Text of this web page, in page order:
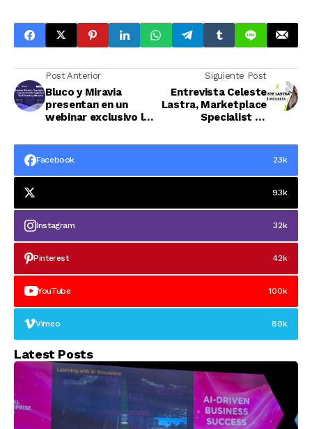
Post Anterior
Bluco y Miravia
presentan en un
webinar exclusivo la
marketplace‘Fulfillm
ent by Miravia’
Siguiente Post
Entrevista Celeste
Lastra, Marketplace
Specialist en
Facebook 23k
93k
Instagram 32k
Pinterest 42k
YouTube 100k
Vimeo 89k
Latest Posts